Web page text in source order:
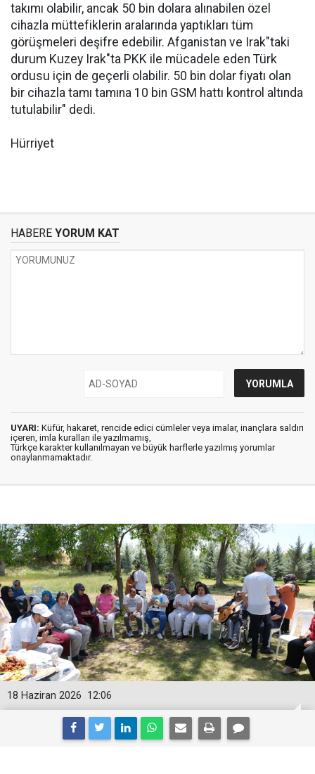
takımı olabilir, ancak 50 bin dolara alınabilen özel
cihazla müttefiklerin aralarında yaptıkları tüm
görüşmeleri deşifre edebilir. Afganistan ve Irak"taki
durum Kuzey Irak"ta PKK ile mücadele eden Türk
ordusu için de geçerli olabilir. 50 bin dolar fiyatı olan
bir cihazla tamı tamına 10 bin GSM hattı kontrol altında
tutulabilir" dedi.
Hürriyet
HABERE YORUM KAT
UYARI: Küfür, hakaret, rencide edici cümleler veya imalar, inançlara saldırı
içeren, imla kuralları ile yazılmamış,
Türkçe karakter kullanılmayan ve büyük harflerle yazılmış yorumlar
onaylanmamaktadır.
12:06
18 Haziran 2026